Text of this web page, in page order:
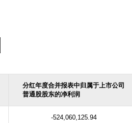
分红年度合并报表中归属于上市公司
普通股股东的净利润
-524,060,125.94